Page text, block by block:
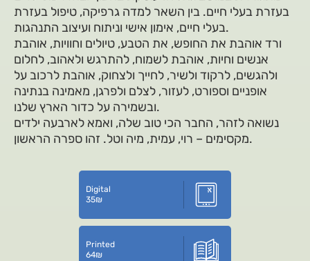
בעזרת בעלי חיים. בין השאר למדה גרפיקה, טיפול בעזרת
בעלי חיים, אימון אישי וניתוח ועיצוב התנהגות.
ורד אוהבת את החופש, את הטבע, טיולים וחוויות, אוהבת
אנשים וחיות, אוהבת לשמוח, להתרגש ולאהוב, לחלום
ולהגשים, לרקוד ולשיר, לחייך ולצחוק, אוהבת לרכוב על
אופניים וספורט, לעזור, לצלם ולפרגן, מאמינה בנתינה
ובשמירה על כדור הארץ שלנו.
נשואה לזהר, החבר הכי טוב שלה, ואמא לארבעה ילדים
מקסימים – רוי, עמית, מיה וטל. זהו ספרה הראשון.
Digital
35₪
Printed
64₪